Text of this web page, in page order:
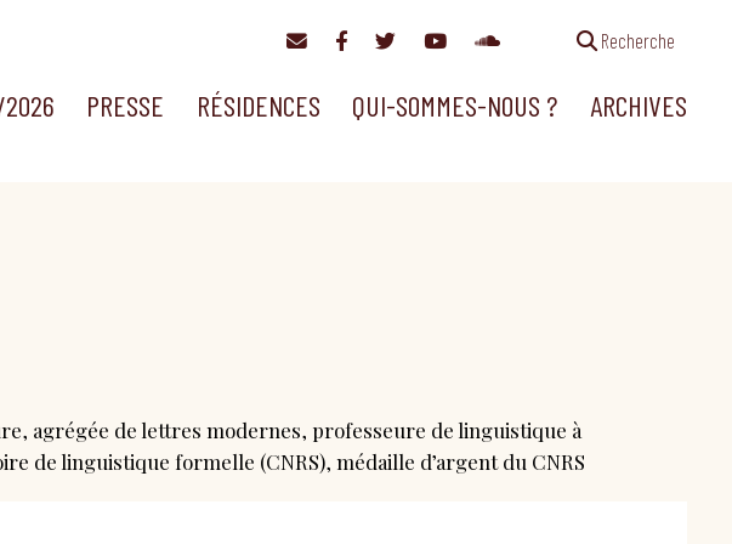
Recherche
2026 PRESSE RÉSIDENCES QUI-SOMMES-NOUS ? ARCHIVES
agrégée de lettres modernes, professeure de linguistique à
de linguistique formelle (CNRS), médaille d’argent du CNRS